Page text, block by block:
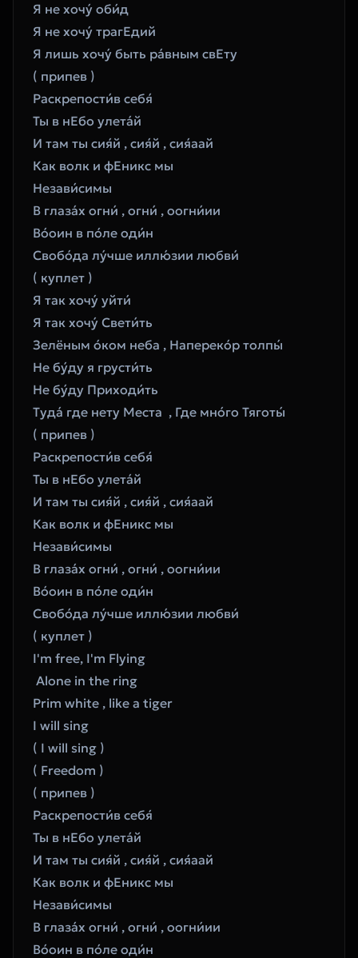
Я не хочу́ оби́д
Я не хочу́ трагЕдий
Я лишь хочу́ быть ра́вным свЕту
( припев )
Раскрепости́в себя́
Ты в нЕбо улета́й
И там ты сия́й , сия́й , сия́аай
Как волк и фЕникс мы
Незави́симы
В глаза́х огни́ , огни́ , оогни́ии
Во́оин в по́ле оди́н
Свобо́да лу́чше иллю́зии любви́
( куплет )
Я так хочу́ уйти́
Я так хочу́ Свети́ть
Зелёным о́ком неба , Напереко́р толпы́
Не бу́ду я грусти́ть
Не бу́ду Приходи́ть
Туда́ где нету Места  , Где мно́го Тяготы́
( припев )
Раскрепости́в себя́
Ты в нЕбо улета́й
И там ты сия́й , сия́й , сия́аай
Как волк и фЕникс мы
Незави́симы
В глаза́х огни́ , огни́ , оогни́ии
Во́оин в по́ле оди́н
Свобо́да лу́чше иллю́зии любви́
( куплет )
I'm free, I'm Flying
Alone in the ring
Prim white , like a tiger
I will sing
( I will sing )
( Freedom )
( припев )
Раскрепости́в себя́
Ты в нЕбо улета́й
И там ты сия́й , сия́й , сия́аай
Как волк и фЕникс мы
Незави́симы
В глаза́х огни́ , огни́ , оогни́ии
Во́оин в по́ле оди́н